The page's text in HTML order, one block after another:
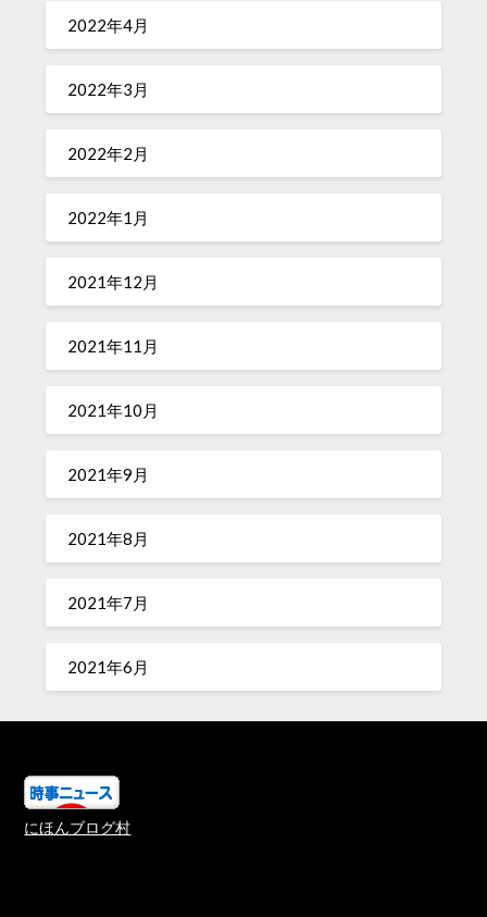
2022年4月
2022年3月
2022年2月
2022年1月
2021年12月
2021年11月
2021年10月
2021年9月
2021年8月
2021年7月
2021年6月
にほんブログ村